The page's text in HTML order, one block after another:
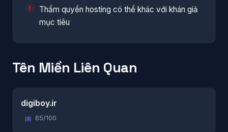
Thẩm quyền hosting có thể khác với khán giả
mục tiêu
Tên Miền Liên Quan
digiboy.ir
IR 65/100